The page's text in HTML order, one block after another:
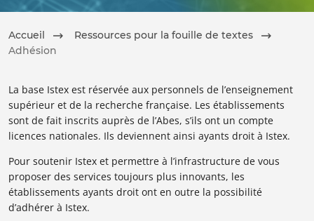
Accueil
Ressources pour la fouille de textes
Adhésion
La base Istex est réservée aux personnels de l’enseignement
supérieur et de la recherche française. Les établissements
sont de fait inscrits auprès de l’Abes, s’ils ont un compte
licences nationales. Ils deviennent ainsi ayants droit à Istex.
Pour soutenir Istex et permettre à l’infrastructure de vous
proposer des services toujours plus innovants, les
établissements ayants droit ont en outre la possibilité
d’adhérer à Istex.